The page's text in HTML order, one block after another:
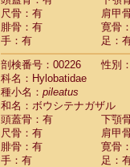
尺骨：有
肩甲
腓骨：有
寛骨
手：有
足：
剖検番号：00226
性別
科名：Hylobatidae
種小名： pileatus
和名：ボウシテナガザル
頭蓋骨：有
下顎
尺骨：有
肩甲
腓骨：有
寛骨
手：有
足：